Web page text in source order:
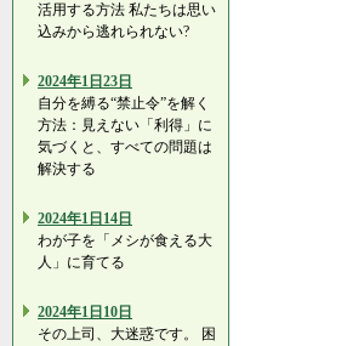
活用する方法 私たちは思い
込みから逃れられない?
2024年1日23日
自分を縛る“禁止令”を解く
方法：見えない「利得」に
気づくと、すべての問題は
解決する
2024年1日14日
わが子を「メシが食える大
人」に育てる
2024年1日10日
その上司、大迷惑です。 困